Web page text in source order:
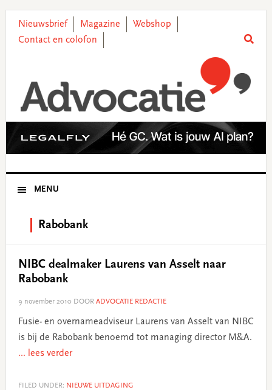
primary
main
primary
footer
Nieuwsbrief Magazine
Webshop
Contact en colofon
MENU
Rabobank
NIBC dealmaker Laurens van Asselt naar
Rabobank
9 november 2010 DOOR ADVOCATIE REDACTIE
Fusie- en overnameadviseur Laurens van Asselt van NIBC
is bij de Rabobank benoemd tot managing director M&A.
... lees verder
FILED UNDER: NIEUWE UITDAGING